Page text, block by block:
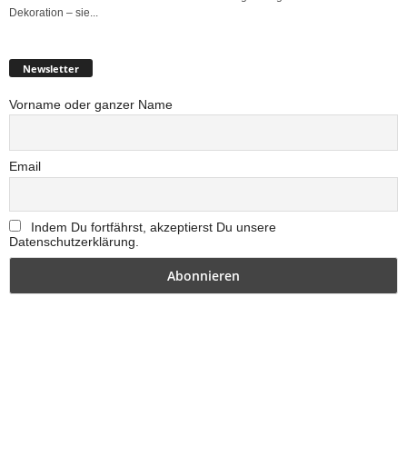
Dekoration – sie...
Newsletter
Vorname oder ganzer Name
Email
Indem Du fortfährst, akzeptierst Du unsere
Datenschutzerklärung.